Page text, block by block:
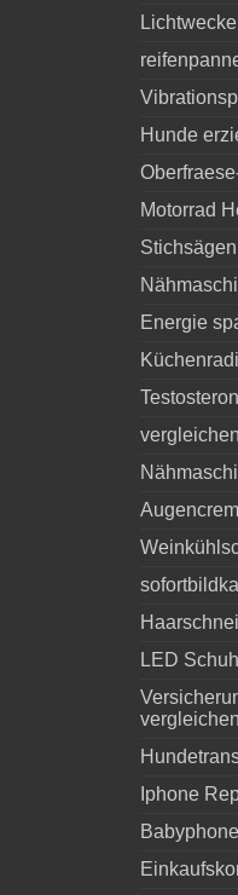
Hunde
Motorrad
Energie
LED
Iphone